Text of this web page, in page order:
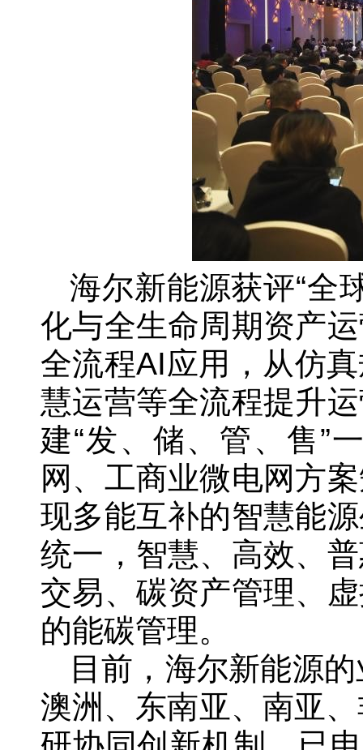
海尔新能源获评“全
化与全生命周期资产
全流程AI应用，从仿
慧运营等全流程提升
建“发、储、管、售”
网、工商业微电网方
现多能互补的智慧能
统一，智慧、高效、
交易、碳资产管理、
的能碳管理。
目前，海尔新能源
澳洲、东南亚、南亚